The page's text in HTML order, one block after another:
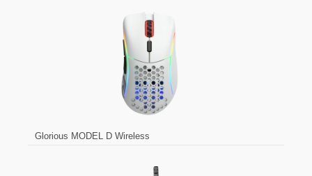
Glorious MODEL D Wireless